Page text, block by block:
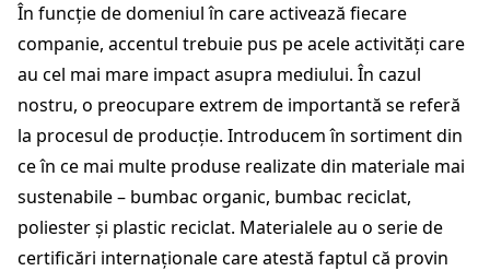
În funcție de domeniul în care activează fiecare
companie, accentul trebuie pus pe acele activități care
au cel mai mare impact asupra mediului. În cazul
nostru, o preocupare extrem de importantă se referă
la procesul de producție. Introducem în sortiment din
ce în ce mai multe produse realizate din materiale mai
sustenabile – bumbac organic, bumbac reciclat,
poliester și plastic reciclat. Materialele au o serie de
certificări internaționale care atestă faptul că provin